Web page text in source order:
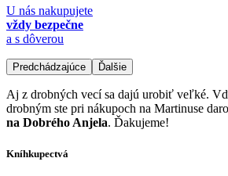
U nás nakupujete
vždy bezpečne
a s dôverou
Predchádzajúce Ďalšie
Aj z drobných vecí sa dajú urobiť veľké.
drobným ste pri nákupoch na Martinuse
na Dobrého Anjela. Ďakujeme!
Kníhkupectvá